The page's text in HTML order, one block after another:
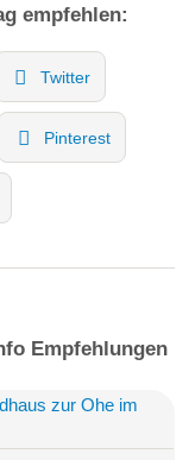
empfehlen:
Twitter
Pinterest
Empfehlungen